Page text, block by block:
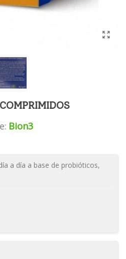
Bion3
a día a base de probióticos,